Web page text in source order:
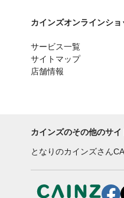
カインズオンラインショ
サービス一覧
サイトマップ
店舗情報
カインズのその他のサイ
となりのカインズさん